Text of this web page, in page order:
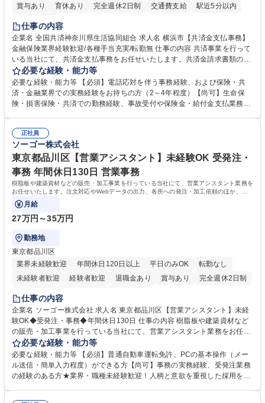
賞与あり
育休あり 完全週休2日制 交通費支給
駅近5分以内
土日祝休み
仕事の内容
企業名 全国共済神奈川県生活協同組合 求人名 横浜市【共済金支払事務】
金融保険業界経験歓迎/各種手当充実/転勤無 仕事の内容 共済事業を行って
いる当社にて、共済金支払事務をお任せいたします。共済金請求書類の受
付・内容確認・審査・データ入力のほか、加入者様や医療機関等からの問
い合わせ電話対応や書類発送等を担当します。 ■共済金請求書類の受付、
内容確認、および共済金支払に関する審査・事務処理業務全般を担当 ■専
用システムへのデータ入力、各種必要書類の作成・発送作業 ■加入者様や
指定する業務 募集職種 横浜市【共済金支払事務】金融保険業界経験歓迎/
各種手当充実/転勤無
必要な経験・能力等
必要な経験・能力等 【必須】電話応対を伴う事務経験、および保険・共
済・金融業界での実務経験をお持ちの方（2～4年程度）【尚可】生命保
険・損害保険・共済での勤務経験、事故受付や保険金・給付金支払業務経
務へのキャリアチェンジ希望者も大歓迎です！ 学歴・資格 学歴：大学院
大学 高専 短大 専修学校 高校 語学力： 資格：
正社員
ソーゴー株式会社
東京都品川区【営業アシスタント】未経験OK 受発注・
事務 年間休日130日 営業事務
樹脂板や建築資材などの販売・加工事業を行っている当社にて、営業アシスタント業務を
お任せいたします。注文対応やWebデータの出力、各所への発注・加工依頼のほか、電
話・メール対応等の事務業務を担当します。
月給
27万円～35万円
勤務地
東京都品川区
業界未経験歓迎
年間休日120日以上 平日のみOK
転勤なし
未経験者歓迎
経験者歓迎 退職金あり 賞与あり
完全週休2日制
交通費支給
仕事の内容
企業名 ソーゴー株式会社 求人名 東京都品川区【営業アシスタント】未経
験OK◆受発注・事務◆年間休日130日 仕事の内容 樹脂板や建築資材など
の販売・加工事業を行っている当社にて、営業アシスタント業務をお任せ
いたします。注文対応やWebデータの出力、各所への発注・加工依頼のほ
か、電話・メール対応等の事務業務を担当します。 ■受注・発注業務：FA
Xによる注文対応、Web発注データのプリントアウト、各仕入先・協力会
社への発注および加工依頼等 ■納品書・請求書の作成および発送手配 ■商
必要な経験・能力等
必要な経験・能力等 【必須】普通自動車運転免許、PCの基本操作（メー
ル送信・簡単入力程度）ができる方【尚可】事務の実務経験、受発注業務
の経験のある方★業界・職種未経験歓迎！人柄と意欲を重視した採用を行